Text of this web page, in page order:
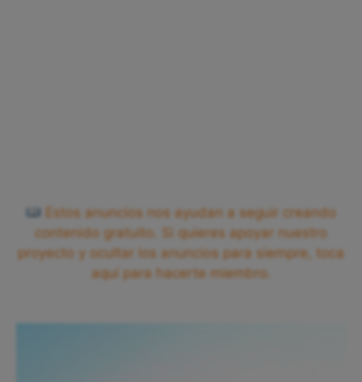
Estos anuncios nos ayudan a seguir creando
contenido gratuito. Si quieres apoyar nuestro
proyecto y ocultar los anuncios para siempre, toca
aquí para hacerte miembro.